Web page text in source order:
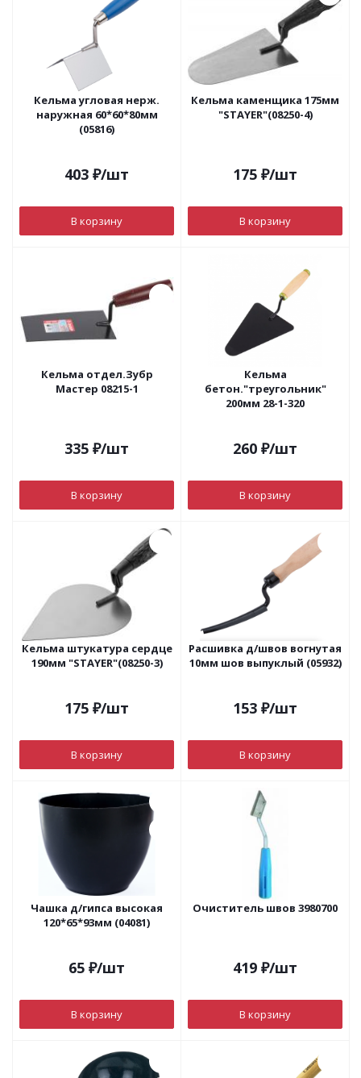
Кельма угловая нерж.
наружная 60*60*80мм
(05816)
403 ₽/шт
В корзину
Кельма каменщика 175мм
"STAYER"(08250-4)
175 ₽/шт
В корзину
Кельма отдел.Зубр
Мастер 08215-1
335 ₽/шт
В корзину
Кельма
бетон."треугольник"
200мм 28-1-320
260 ₽/шт
В корзину
Кельма штукатура сердце
190мм "STAYER"(08250-3)
175 ₽/шт
В корзину
Расшивка д/швов вогнутая
10мм шов выпуклый (05932)
153 ₽/шт
В корзину
Чашка д/гипса высокая
120*65*93мм (04081)
65 ₽/шт
В корзину
Очиститель швов 3980700
419 ₽/шт
В корзину